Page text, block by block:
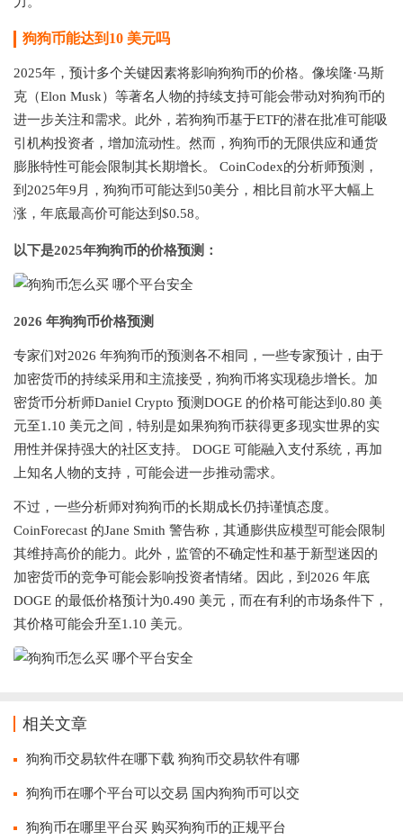
狗狗币能达到10 美元吗
2025年，预计多个关键因素将影响狗狗币的价格。像埃隆·马斯
克（Elon Musk）等著名人物的持续支持可能会带动对狗狗币的
进一步关注和需求。此外，若狗狗币基于ETF的潜在批准可能吸
引机构投资者，增加流动性。然而，狗狗币的无限供应和通货
膨胀特性可能会限制其长期增长。 CoinCodex的分析师预测，
到2025年9月，狗狗币可能达到50美分，相比目前水平大幅上
涨，年底最高价可能达到$0.58。
以下是2025年狗狗币的价格预测：
2026 年狗狗币价格预测
专家们对2026 年狗狗币的预测各不相同，一些专家预计，由于
加密货币的持续采用和主流接受，狗狗币将实现稳步增长。加
密货币分析师Daniel Crypto 预测DOGE 的价格可能达到0.80 美
元至1.10 美元之间，特别是如果狗狗币获得更多现实世界的实
用性并保持强大的社区支持。 DOGE 可能融入支付系统，再加
上知名人物的支持，可能会进一步推动需求。
不过，一些分析师对狗狗币的长期成长仍持谨慎态度。
CoinForecast 的Jane Smith 警告称，其通膨供应模型可能会限制
其维持高价的能力。此外，监管的不确定性和基于新型迷因的
加密货币的竞争可能会影响投资者情绪。因此，到2026 年底
DOGE 的最低价格预计为0.490 美元，而在有利的市场条件下，
其价格可能会升至1.10 美元。
相关文章
狗狗币交易软件在哪下载 狗狗币交易软件有哪
狗狗币在哪个平台可以交易 国内狗狗币可以交
狗狗币在哪里平台买 购买狗狗币的正规平台